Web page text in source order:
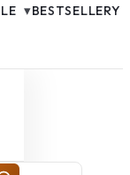
▾BESTSELLERY